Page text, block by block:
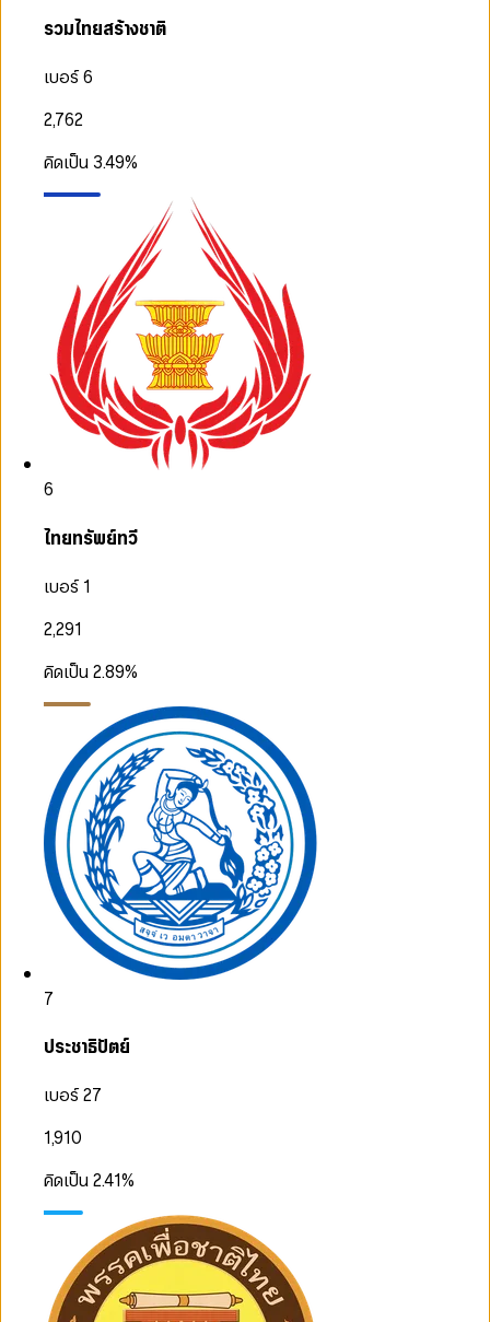
รวมไทยสร้างชาติ
เบอร์ 6
2,762
คิดเป็น 3.49%
6
ไทยทรัพย์ทวี
เบอร์ 1
2,291
คิดเป็น2.89%
7
ประชาธิปัตย์
เบอร์ 27
1,910
คิดเป็น2.41%